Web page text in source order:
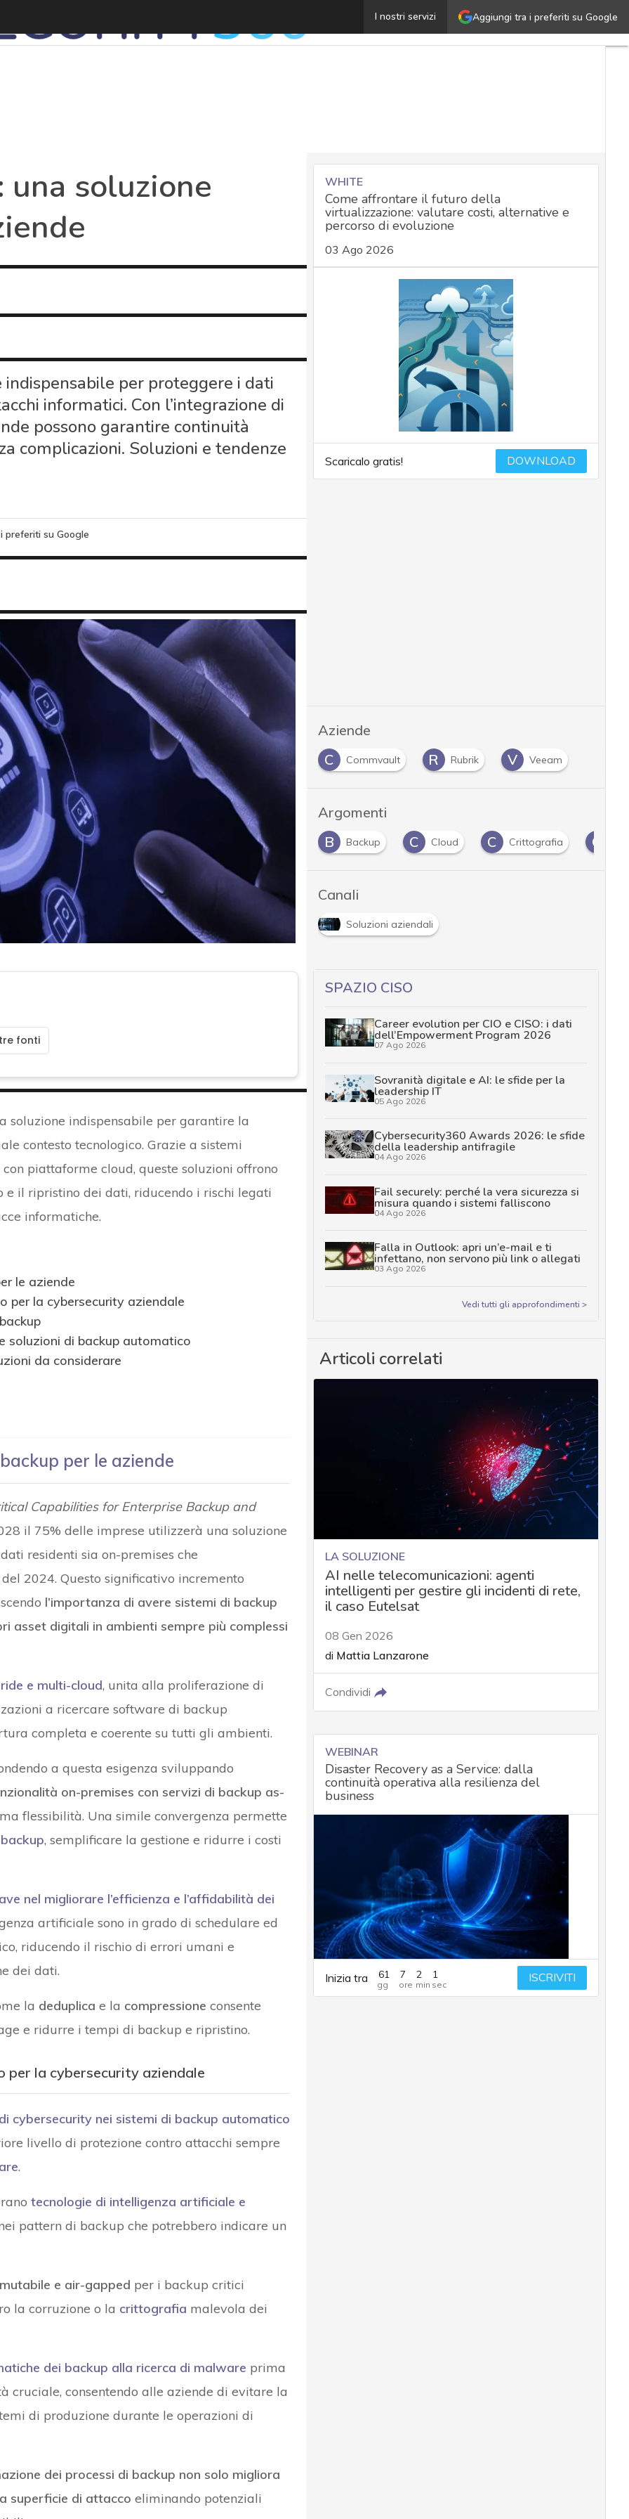
Aggiungi tra i preferiti su Google
I nostri servizi
Backup automatico: una soluzione essenziale per le
soluzione
per proteggere i dati
informatici. Con l’integrazione di
possono garantire continuità
complicazioni. Soluzioni e tendenze
preferiti su Google
fonti
soluzione indispensabile per garantire la
contesto tecnologico. Grazie a sistemi
piattaforme cloud, queste soluzioni offrono
il ripristino dei dati, riducendo i rischi legati
informatiche.
le aziende
per la cybersecurity aziendale
soluzioni di backup automatico
da considerare
per le aziende
Capabilities for Enterprise Backup and
il 75% delle imprese utilizzerà una soluzione
residenti sia on-premises che
2024. Questo significativo incremento
l’importanza di avere sistemi di backup
asset digitali in ambienti sempre più complessi
e multi-cloud, unita alla proliferazione di
a ricercare software di backup
completa e coerente su tutti gli ambienti.
a questa esigenza sviluppando
on-premises con servizi di backup as-
flessibilità. Una simile convergenza permette
, semplificare la gestione e ridurre i costi
nel migliorare l’efficienza e l’affidabilità dei
artificiale sono in grado di schedulare ed
riducendo il rischio di errori umani e
dei dati.
la deduplica e la compressione consente
e ridurre i tempi di backup e ripristino.
per la cybersecurity aziendale
cybersecurity nei sistemi di backup automatico
livello di protezione contro attacchi sempre
.
tecnologie di intelligenza artificiale e
pattern di backup che potrebbero indicare un
e air-gapped per i backup critici
la corruzione o la crittografia malevola dei
dei backup alla ricerca di malware prima
cruciale, consentendo alle aziende di evitare la
di produzione durante le operazioni di
dei processi di backup non solo migliora
superficie di attacco eliminando potenziali
WHITE
Come affrontare il futuro della
virtualizzazione: valutare costi, alternative e
percorso di evoluzione
03 Ago 2026
Scaricalo gratis! DOWNLOAD
Aziende
C
Commvault R Rubrik V Veeam
Argomenti
Applicazioni B Backup C Cloud C Crittografia C
Canali
Soluzioni aziendali
SPAZIO CISO
Career evolution per CIO e CISO: i dati
dell’Empowerment Program 2026
07 Ago 2026
Sovranità digitale e AI: le sfide per la
leadership IT
05 Ago 2026
Cybersecurity360 Awards 2026: le sfide
della leadership antifragile
04 Ago 2026
Fail securely: perché la vera sicurezza si
misura quando i sistemi falliscono
04 Ago 2026
Falla in Outlook: apri un’e-mail e ti
infettano, non servono più link o allegati
03 Ago 2026
Vedi tutti gli approfondimenti >
Articoli correlati
LA SOLUZIONE
AI nelle telecomunicazioni: agenti
intelligenti per gestire gli incidenti di rete,
il caso Eutelsat
08 Gen 2026
di Mattia Lanzarone
Condividi
WEBINAR
Disaster Recovery as a Service: dalla
continuità operativa alla resilienza del
business
Inizia tra 61 7 2 0 ISCRIVITI